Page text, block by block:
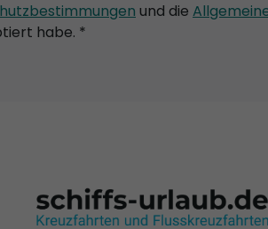
und die
habe. *